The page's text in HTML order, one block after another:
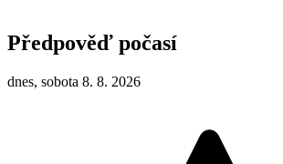
Předpověď počasí
dnes, sobota 8. 8. 2026